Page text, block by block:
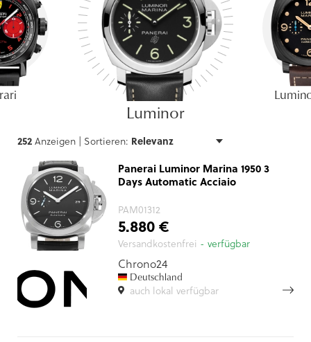
Luminor
252Anzeigen | Sortieren:
Panerai Luminor Marina 1950 3
Days Automatic Acciaio
PAM01312
5.880 €
Versandkostenfrei - verfügbar
Chrono24
Deutschland
auch lokal verfügbar